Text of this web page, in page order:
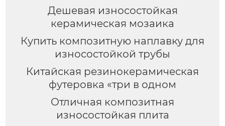
Дешевая износостойкая
керамическая мозаика
Купить композитную наплавку для
износостойкой трубы
Китайская резинокерамическая
футеровка «три в одном
Отличная композитная
износостойкая плита